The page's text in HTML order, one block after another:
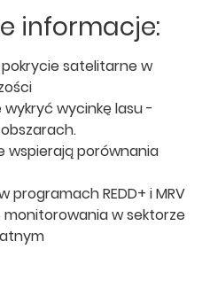
informacje:
satelitarne w
wycinkę lasu -
wspierają porównania
programach REDD+ i MRV
monitorowania w sektorze